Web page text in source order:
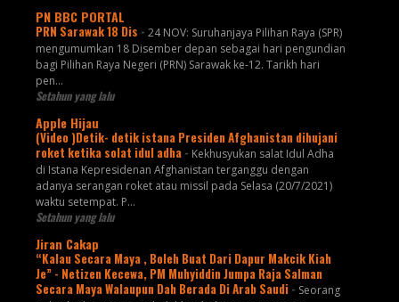
PN BBC PORTAL
PRN Sarawak 18 Dis - 24 NOV: Suruhanjaya Pilihan Raya (SPR)
mengumumkan 18 Disember depan sebagai hari pengundian
bagi Pilihan Raya Negeri (PRN) Sarawak ke-12. Tarikh hari
pen...
Setahun yang lalu
Apple Hijau
(Video )Detik- detik istana Presiden Afghanistan dihujani
roket ketika solat idul adha - Kekhusyukan salat Idul Adha
di Istana Kepresidenan Afghanistan terganggu dengan
adanya serangan roket atau missil pada Selasa (20/7/2021)
waktu setempat. P...
Setahun yang lalu
Jiran Cakap
“Kalau Secara Maya , Boleh Buat Dari Dapur Makcik Kiah
Je” - Netizen Kecewa, PM Muhyiddin Jumpa Raja Salman
Secara Maya Walaupun Dah Berada Di Arab Saudi - Seorang